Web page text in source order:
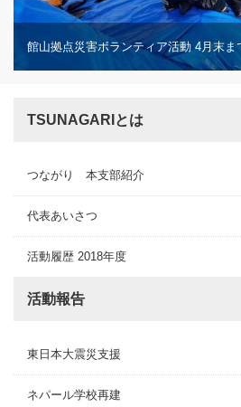
館山拠点災害ボランティア活動 4月末ま
TSUNAGARIとは
つながり 本支部紹介
代表あいさつ
活動履歴 2018年度
活動報告
東日本大震災支援
ネパール学校再建